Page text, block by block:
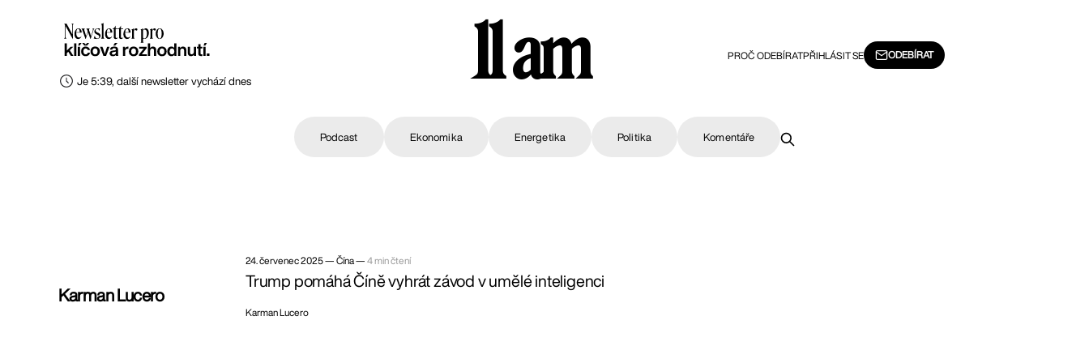
Je 5:39, další newsletter vychází dnes 11 am PROČ ODEBÍRATPŘIHLÁSIT SE ODEBÍRAT
Podcast Ekonomika Energetika Politika Komentáře
Karman Lucero
24. červenec 2025— Čína — 4 min čtení
Trump pomáhá Číně vyhrát závod v umělé inteligenci
Karman Lucero